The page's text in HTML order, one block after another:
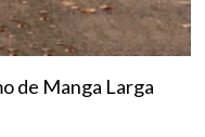
de Manga Larga